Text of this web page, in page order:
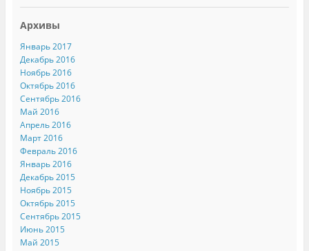
а
т
я
в
н
о
в
о
о
к
н
е
)
F
b
o
o
k
.
(
О
т
ы
е
т
с
я
в
н
о
в
о
е
Архивы
Январь 2017
Декабрь 2016
Ноябрь 2016
Октябрь 2016
Сентябрь 2016
Май 2016
Апрель 2016
Март 2016
Февраль 2016
Январь 2016
Декабрь 2015
Ноябрь 2015
Октябрь 2015
Сентябрь 2015
Июнь 2015
Май 2015